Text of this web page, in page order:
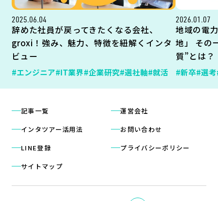
2025.06.04
辞めた社員が戻ってきたくなる会社、
groxi！強み、魅力、特徴を紐解くインタ
ビュー
#エンジニア#IT業界#企業研究#選社軸#就活
2026.01.07
地域の電
地」 その
質”とは？
#新卒#選考
記事一覧
インタツアー活用法
LINE登録
サイトマップ
運営会社
お問い合わせ
プライバシーポリシー